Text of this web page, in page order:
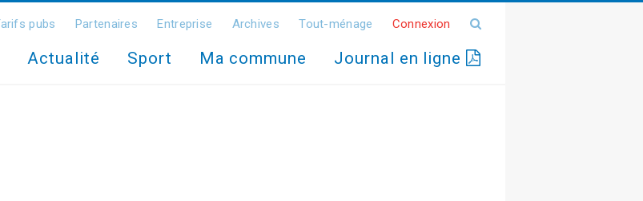
pubs Partenaires Entreprise Archives Tout-ménage Connexion
Actualité Sport Ma commune Journal en ligne